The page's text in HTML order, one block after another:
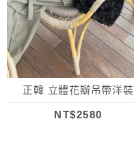
正韓 立體花瓣吊帶洋裝
NT$2580